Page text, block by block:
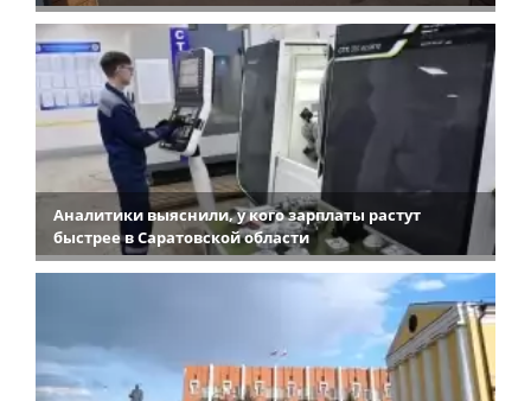
Аналитики выяснили, у кого зарплаты растут
быстрее в Саратовской области